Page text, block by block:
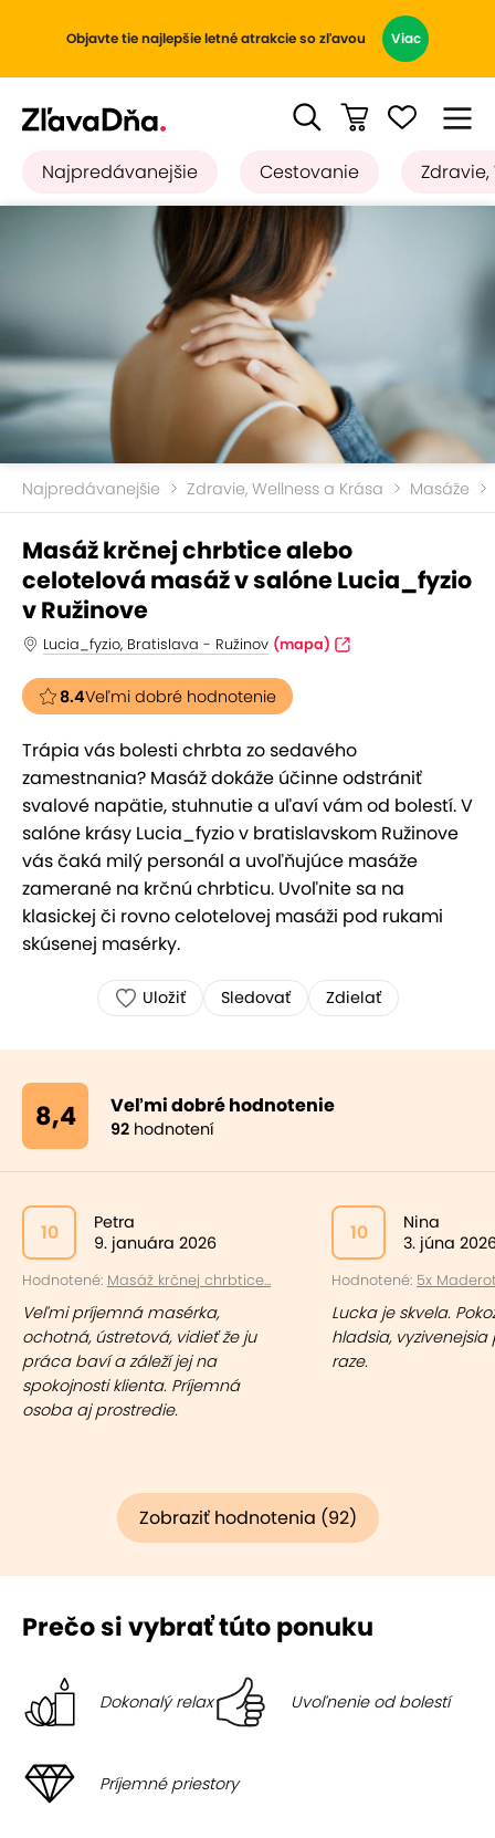
Objavte tie najlepšie letné atrakcie so zľavou Viac
Najpredávanejšie Cestovanie Zdravie,
Najpredávanejšie Zdravie, Wellness a Krása Masáže
Masáž krčnej chrbtice alebo
celotelová masáž v salóne Lucia_fyzio
v Ružinove
Lucia_fyzio, Bratislava - Ružinov (mapa)
8.4Veľmi dobré hodnotenie
Trápia vás bolesti chrbta zo sedavého
zamestnania? Masáž dokáže účinne odstrániť
svalové napätie, stuhnutie a uľaví vám od bolestí. V
salóne krásy Lucia_fyzio v bratislavskom Ružinove
vás čaká milý personál a uvoľňujúce masáže
zamerané na krčnú chrbticu. Uvoľnite sa na
klasickej či rovno celotelovej masáži pod rukami
skúsenej masérky.
Uložiť Sledovať Zdielať
8,4 Veľmi dobré hodnotenie
92 hodnotení
10
Petra
9. januára 2026
Hodnotené: Masáž krčnej chrbtice...
Veľmi príjemná masérka,
ochotná, ústretová, vidieť že ju
práca baví a záleží jej na
spokojnosti klienta. Príjemná
osoba aj prostredie.
10
Nina
3. júna
Hodnotené: 5x
Lucka je skvela.
hladsia,
raze.
Zobraziť hodnotenia (92)
Prečo si vybrať túto ponuku
Dokonalý relax Uvoľnenie od bolestí
Príjemné priestory